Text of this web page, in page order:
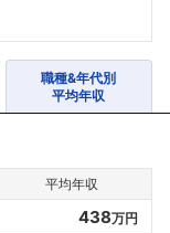
職種&年代別
平均年収
平均年収
438万円